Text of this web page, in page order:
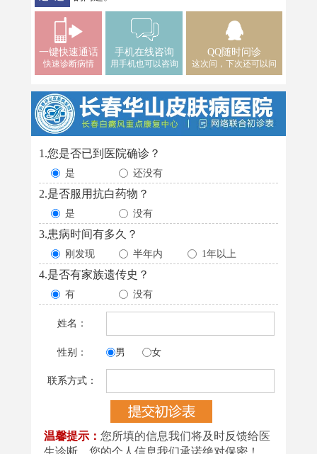
一键快速通话
快速诊断病情
手机在线咨询
用手机也可以咨询
QQ随时问诊
这次问，下次还可以问
1.您是否已到医院确诊？
是 还没有
2.是否服用抗白药物？
是 没有
3.患病时间有多久？
刚发现 半年内 1年以上
4.是否有家族遗传史？
有 没有
姓名：
性别： 男 女
联系方式：
温馨提示： 您所填的信息我们将及时反馈给医